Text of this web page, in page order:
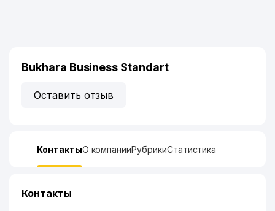
Bukhara Business Standart
Оставить отзыв
КонтактыО компанииРубрикиСтатистика
Контакты